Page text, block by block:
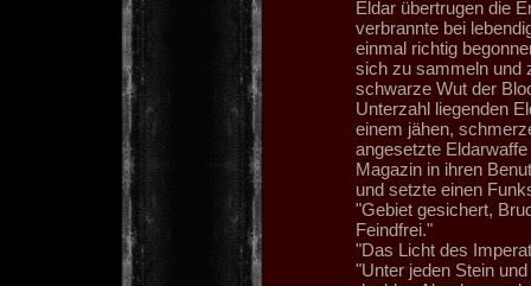
Eldar übertrugen die
verbrannte bei
einmal richtig
sich zu sammeln und
schwarze Wut der
Unterzahl liegenden
einem jähen,
angesetzte
Magazin in ihren
und setzte einen
"Gebiet gesichert,
Feindfrei."
"Das Licht des
"Unter jeden Stein